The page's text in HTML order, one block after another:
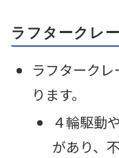
ラフタークレ
ラフターク
ります。
４輪駆動
があり、